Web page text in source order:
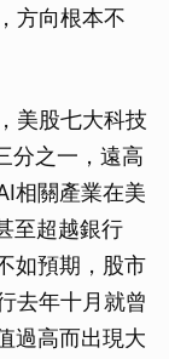
方向根本不
美股七大科技
分之一，遠高
相關產業在美
至超越銀行
如預期，股市
去年十月就曾
過高而出現大